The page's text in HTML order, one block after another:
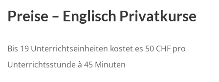
Preise – Englisch Privatkurse
Bis 19 Unterrichtseinheiten kostet es 50 CHF pro
Unterrichtsstunde à 45 Minuten